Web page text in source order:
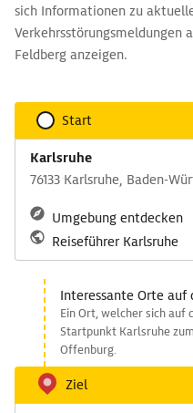
sich Informationen zu
Verkehrsstörungsmeldungen
Feldberg anzeigen.
Start
Karlsruhe
76133 Karlsruhe, Baden-
Umgebung entdecken
Reiseführer Karlsruhe
Interessante Orte auf
Ein Ort, welcher sich auf
Startpunkt Karlsruhe
Offenburg.
Ziel